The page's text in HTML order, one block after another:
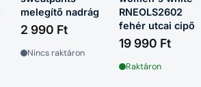
melegítő nadrág
2 990 Ft
Nincs raktáron
RNEOLS2602
fehér utcai cipő
19 990 Ft
Raktáron